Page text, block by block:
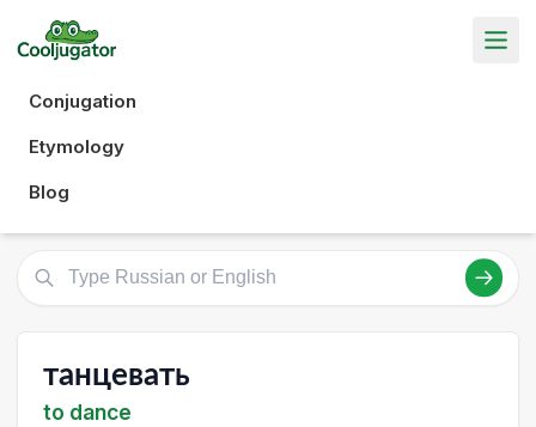
Conjugation
Etymology
Blog
танцевать
to dance